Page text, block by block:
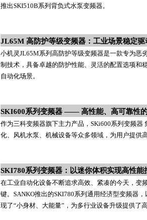
推出SKI510B系列背负式水泵变频器。
JL65M 高防护等级变频器：工业场景稳定驱
小机灵JL65M系列高防护等级变频器是一款专为恶
制技术，具备卓越的防护性能、灵活的配置选项和
自动化场景。
SKI600系列变频器 —— 高性能、高可靠性
作为三科变频器旗下主力产品，SKi600系列变频
化、风机水泵、机械设备等众多领域，为用户提供
SKI780系列变频器：以迷你体积实现高性
在工业自动化设备不断追求高效、紧凑的今天，变
键。SANKO推出的SKI780系列通用经济型变频器
现了“小身材、大能量”，为多行业设备升级提供了